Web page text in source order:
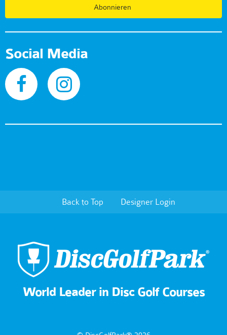
Abonnieren
Social Media
Back to Top Designer Login
World Leader in Disc Golf Courses